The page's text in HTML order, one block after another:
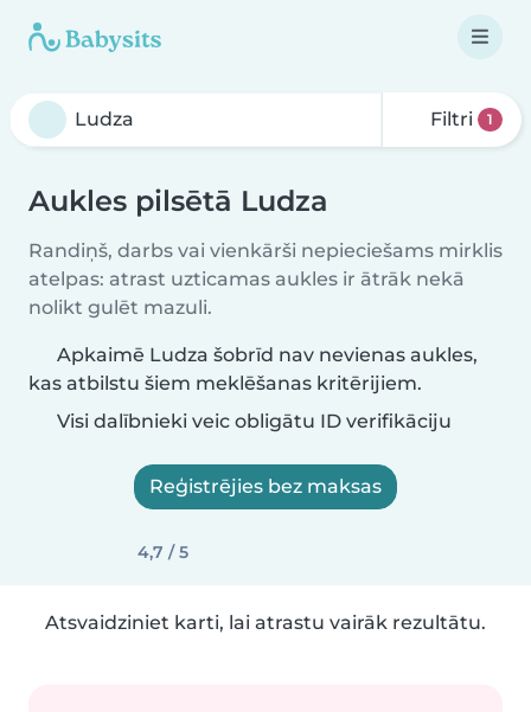
Filtri 1
Aukles pilsētā Ludza
Randiņš, darbs vai vienkārši nepieciešams mirklis
atelpas: atrast uzticamas aukles ir ātrāk nekā
nolikt gulēt mazuli.
Apkaimē Ludza šobrīd nav nevienas aukles,
kas atbilstu šiem meklēšanas kritērijiem.
Visi dalībnieki veic obligātu ID verifikāciju
Reģistrējies bez maksas
4,7 / 5
Atsvaidziniet karti, lai atrastu vairāk rezultātu.